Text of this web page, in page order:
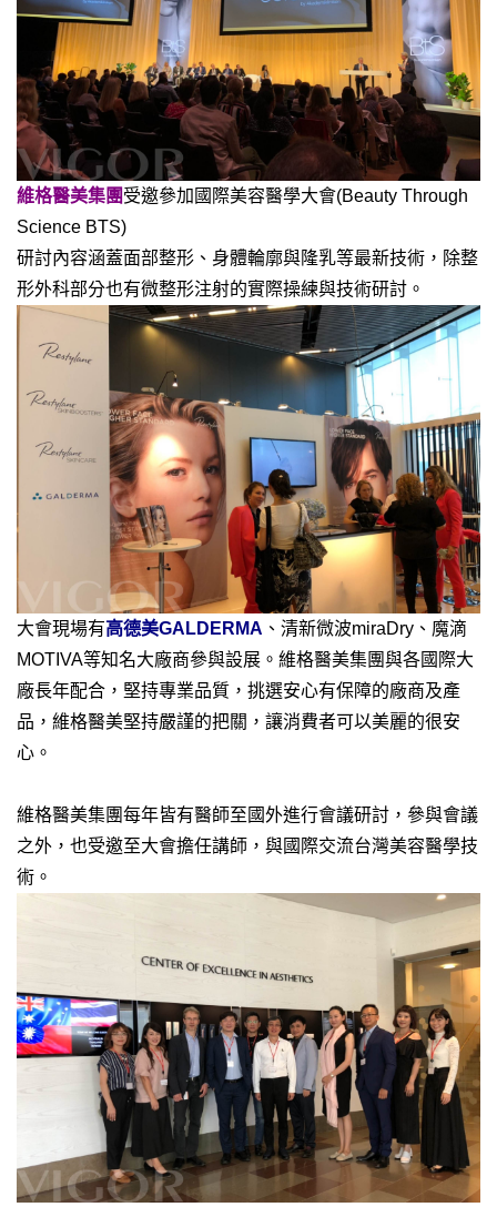
維格醫美集團受邀參加國際美容醫學大會(Beauty Through
Science BTS)
研討內容涵蓋面部整形、身體輪廓與隆乳等最新技術，除整
形外科部分也有微整形注射的實際操練與技術研討。
大會現場有高德美GALDERMA 、清新微波miraDry、魔滴
MOTIVA等知名大廠商參與設展。維格醫美集團與各國際大
廠長年配合，堅持專業品質，挑選安心有保障的廠商及產
品，維格醫美堅持嚴謹的把關，讓消費者可以美麗的很安
心。
維格醫美集團每年皆有醫師至國外進行會議研討，參與會議
之外，也受邀至大會擔任講師，與國際交流台灣美容醫學技
術。